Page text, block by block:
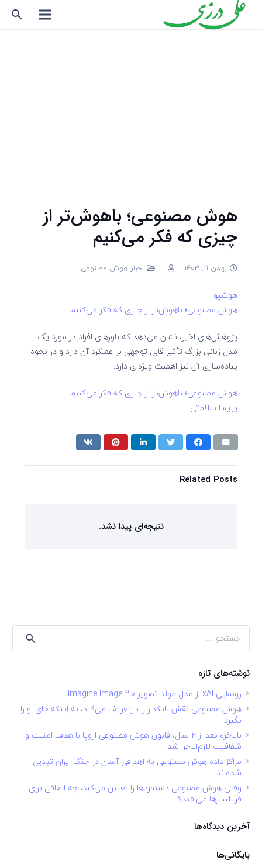
search
هوش مصنوعی؛ باهوش‌تر از
چیزی که فکر می‌کنیم
بهمن 11, 1403 اخبار هوش مصنوعی
هوشیو
هوش مصنوعی؛ باهوش‌تر از چیزی که فکر می‌کنیم
پژوهش‌های اخیر، نشان می‌دهد که باورهای افراد در مورد یک
مدل زبانی بزرگ تأثیر قابل توجهی بر عملکرد آن دارد و در نحوه
پیاده‌سازی آن نیز اهمیت ویژه‌ای دارد.
هوش مصنوعی؛ باهوش‌تر از چیزی که فکر می‌کنیم
پریسا سلامتی
Related Posts
نتیجه‌ای پیدا نشد.
برای:
نوشته‌های تازه
رونمایی xAI از مدل مولد تصویر Imagine Image 2.0
هوش مصنوعی نقش بانکدار را بازتعریف می‌کند، نه اینکه جای او را
بگیرد
بالاخره بعد از ۲ سال، قانون هوش مصنوعی اروپا با هدف امنیت و
شفافیت لازم‌الاجرا شد
مراکز داده هوش مصنوعی به اهدافی آسان در جنگ ایران تبدیل
شده‌اند
وقتی هوش مصنوعی دستمزدها را تعیین می‌کند، چه اتفاقی برای
فریلنسرها می‌افتد؟
آخرین دیدگاه‌ها
بایگانی‌ها